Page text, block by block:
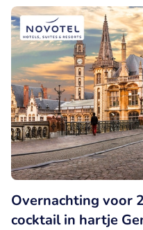
Overnachting voor
cocktail in hartje